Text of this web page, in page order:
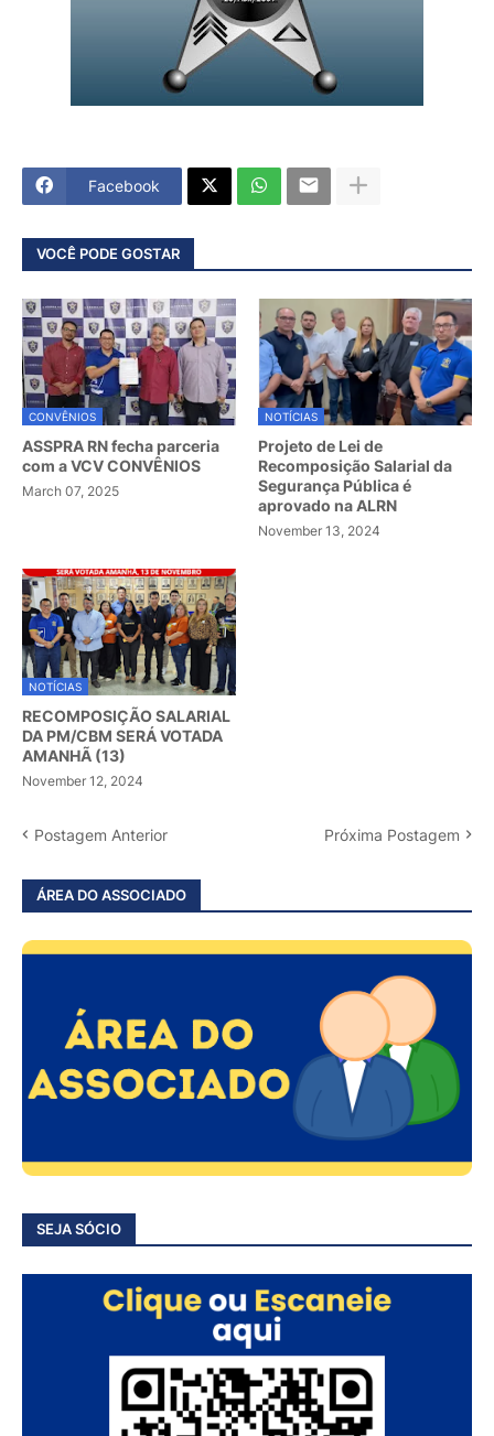
Facebook
VOCÊ PODE GOSTAR
CONVÊNIOS
ASSPRA RN fecha parceria
com a VCV CONVÊNIOS
March 07, 2025
NOTÍCIAS
Projeto de Lei de
Recomposição Salarial da
Segurança Pública é
aprovado na ALRN
November 13, 2024
NOTÍCIAS
RECOMPOSIÇÃO SALARIAL
DA PM/CBM SERÁ VOTADA
AMANHÃ (13)
November 12, 2024
Postagem Anterior Próxima Postagem
ÁREA DO ASSOCIADO
SEJA SÓCIO